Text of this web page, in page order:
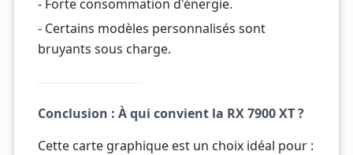
- Forte consommation d'énergie.
- Certains modèles personnalisés sont
bruyants sous charge.
Conclusion : À qui convient la RX 7900 XT ?
Cette carte graphique est un choix idéal pour :